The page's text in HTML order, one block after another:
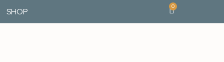
SHOP
0